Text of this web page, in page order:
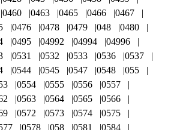
0460 0463 0465 0466
0467
0476 0478 0479 048
0480
0495 04992 04994
04996
0531 0532 0533 0536
0537
0544 0545 0547 0548
055
0554 0555 0556
0557
0563 0564 0565
0566
0572 0573 0574
0575
0578 058 0581
0584